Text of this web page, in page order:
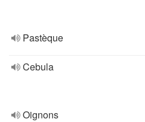
Pastèque
Cebula
Oignons